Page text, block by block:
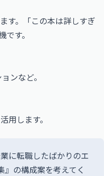
す。「この本は詳しすぎ
す。
ンなど。
用します。
に転職したばかりのエ
』の構成案を考えてく